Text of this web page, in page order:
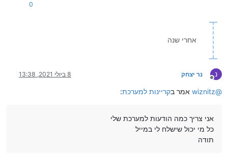
0
אחרי שנה
נ
מנותק
נר יצחק 8 ביולי 2021, 13:38
@
wiznitz אמר בקריינות למערכת:
אני צריך כמה הודעות למערכת שלי
כל מי יכול שישלח לי במייל
תודה